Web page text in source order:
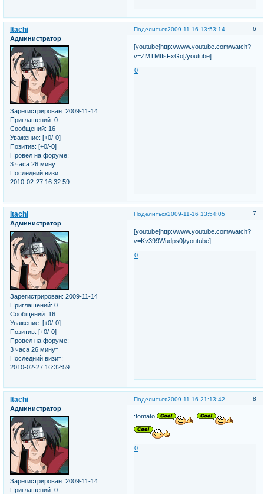
Поделиться 6
2009-11-16 13:53:14
Itachi
Администратор
Зарегистрирован: 2009-11-14
Приглашений: 0
Сообщений: 16
Уважение: [+0/-0]
Позитив: [+0/-0]
Провел на форуме:
3 часа 26 минут
Последний визит:
2010-02-27 16:32:59
[youtube]http://www.youtube.com/watch?
v=ZMTMtfsFxGo[/youtube]
0
Поделиться 7
2009-11-16 13:54:05
Itachi
Администратор
Зарегистрирован: 2009-11-14
Приглашений: 0
Сообщений: 16
Уважение: [+0/-0]
Позитив: [+0/-0]
Провел на форуме:
3 часа 26 минут
Последний визит:
2010-02-27 16:32:59
[youtube]http://www.youtube.com/watch?
v=Kv399Wudps0[/youtube]
0
Поделиться 8
2009-11-16 21:13:42
Itachi
Администратор
Зарегистрирован: 2009-11-14
Приглашений: 0
:tomato
0